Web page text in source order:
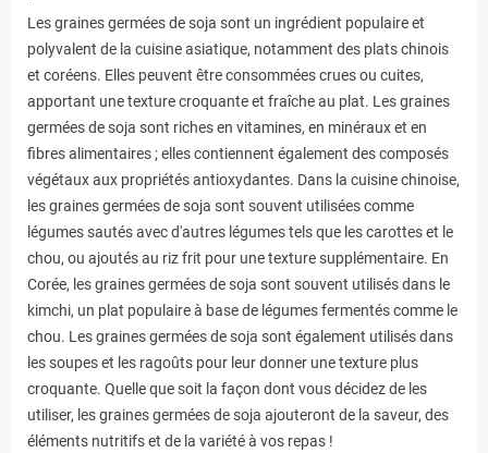
Les graines germées de soja sont un ingrédient populaire et
polyvalent de la cuisine asiatique, notamment des plats chinois
et coréens. Elles peuvent être consommées crues ou cuites,
apportant une texture croquante et fraîche au plat. Les graines
germées de soja sont riches en vitamines, en minéraux et en
fibres alimentaires ; elles contiennent également des composés
végétaux aux propriétés antioxydantes. Dans la cuisine chinoise,
les graines germées de soja sont souvent utilisées comme
légumes sautés avec d'autres légumes tels que les carottes et le
chou, ou ajoutés au riz frit pour une texture supplémentaire. En
Corée, les graines germées de soja sont souvent utilisés dans le
kimchi, un plat populaire à base de légumes fermentés comme le
chou. Les graines germées de soja sont également utilisés dans
les soupes et les ragoûts pour leur donner une texture plus
croquante. Quelle que soit la façon dont vous décidez de les
utiliser, les graines germées de soja ajouteront de la saveur, des
éléments nutritifs et de la variété à vos repas !